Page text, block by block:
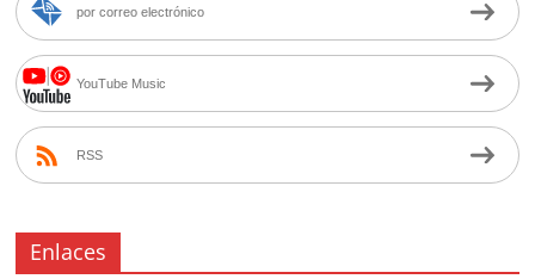
por correo electrónico
YouTube Music
RSS
Enlaces